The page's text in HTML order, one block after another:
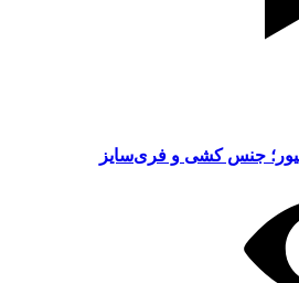
جنس کشی و فری‌سایز